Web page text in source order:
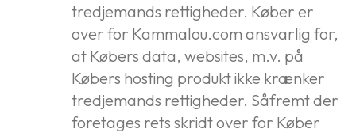
tredjemands rettigheder. Køber er
over for Kammalou.com ansvarlig for,
at Købers data, websites, m.v. på
Købers hosting produkt ikke krænker
tredjemands rettigheder. Såfremt der
foretages rets skridt over for Køber